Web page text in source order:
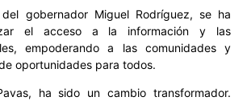
gobernador Miguel Rodríguez, se ha
el acceso a la información y las
empoderando a las comunidades y
oportunidades para todos.
ha sido un cambio transformador.